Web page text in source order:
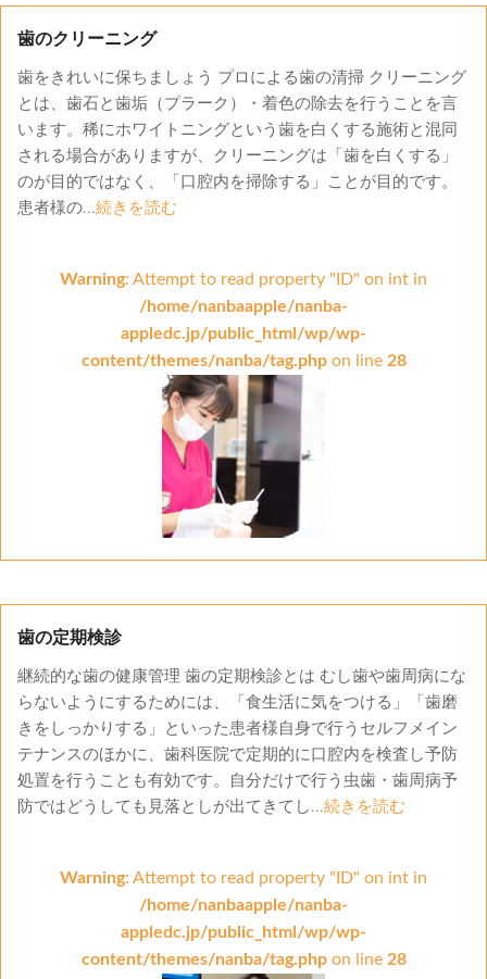
歯のクリーニング
歯をきれいに保ちましょう プロによる歯の清掃 クリーニング
とは、歯石と歯垢（プラーク）・着色の除去を行うことを言
います。稀にホワイトニングという歯を白くする施術と混同
される場合がありますが、クリーニングは「歯を白くする」
のが目的ではなく、「口腔内を掃除する」ことが目的です。
患者様の...続きを読む
Warning: Attempt to read property "ID" on int in
/home/nanbaapple/nanba-
appledc.jp/public_html/wp/wp-
content/themes/nanba/tag.phpon line 28
歯の定期検診
継続的な歯の健康管理 歯の定期検診とは むし歯や歯周病にな
らないようにするためには、「食生活に気をつける」「歯磨
きをしっかりする」といった患者様自身で行うセルフメイン
テナンスのほかに、歯科医院で定期的に口腔内を検査し予防
処置を行うことも有効です。自分だけで行う虫歯・歯周病予
防ではどうしても見落としが出てきてし...続きを読む
Warning: Attempt to read property "ID" on int in
/home/nanbaapple/nanba-
appledc.jp/public_html/wp/wp-
content/themes/nanba/tag.phpon line 28